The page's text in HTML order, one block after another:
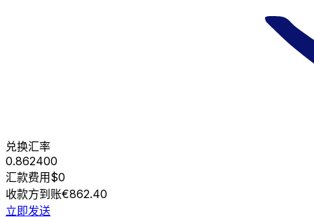
兑换汇率
0.862400
汇款费用$0
收款方到账€862.40
立即发送